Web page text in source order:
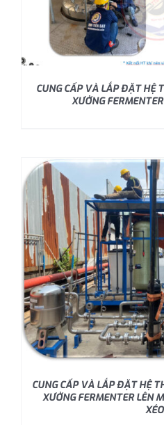
CUNG CẤP VÀ LẮP ĐẶT HỆ
XƯỞNG
CUNG CẤP VÀ LẮP ĐẶT HỆ
XƯỞNG FERMENTER LÊN